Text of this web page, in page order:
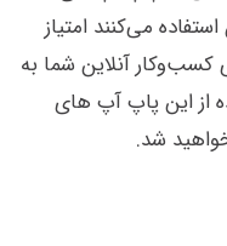
می‌کنند امتیاز
کسب‌وکار آنلاین شما به
از این پاپ آپ های
شد.